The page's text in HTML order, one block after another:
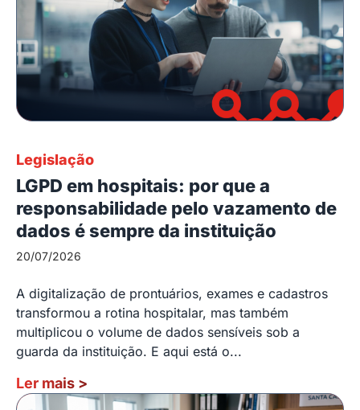
Legislação
LGPD em hospitais: por que a
responsabilidade pelo vazamento de
dados é sempre da instituição
20/07/2026
A digitalização de prontuários, exames e cadastros
transformou a rotina hospitalar, mas também
multiplicou o volume de dados sensíveis sob a
guarda da instituição. E aqui está o...
Ler mais >